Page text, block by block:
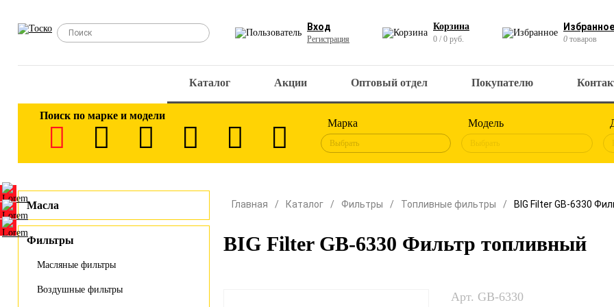
Вход
Регистрация
Корзина
0 / 0 руб.
Избранное
0 товаров
Каталог Акции Оптовый отдел Покупателю
Поиск по марке и модели
Марка
Выбрать
Модель
Выбрать
Масла
Фильтры
Масляные фильтры
Воздушные фильтры
Главная Каталог Фильтры Топливные фильтры BIG Filter GB-6330
BIG Filter GB-6330 Фильтр топливный
Арт. GB-6330